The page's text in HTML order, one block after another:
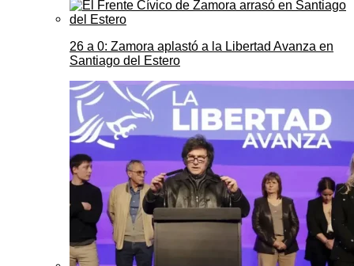
26 a 0: Zamora aplastó a la Libertad Avanza en
Santiago del Estero